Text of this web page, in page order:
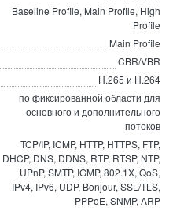
Baseline Profile, Main Profile, High
Profile
Main Profile
CBR/VBR
H.265 и H.264
по фиксированной области для
основного и дополнительного
потоков
TCP/IP, ICMP, HTTP, HTTPS, FTP,
DHCP, DNS, DDNS, RTP, RTSP, NTP,
UPnP, SMTP, IGMP, 802.1X, QoS,
IPv4, IPv6, UDP, Bonjour, SSL/TLS,
PPPoE, SNMP, ARP